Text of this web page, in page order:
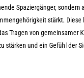
Spaziergänger, sondern
stärkt. Diese
Tragen von gemeinsamer
stärken und ein Gefühl der